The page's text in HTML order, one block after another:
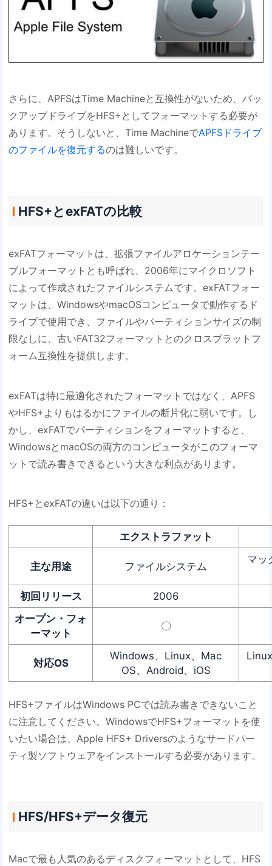
さらに、APFSはTime Machineと互換性がないため、バッ
クアップドライブをHFS+としてフォーマットする必要が
あります。そうしないと、Time MachineでAPFSドライブ
のファイルを復元するのは難しいです。
HFS+とexFATの比較
exFATフォーマットは、拡張ファイルアロケーションテー
ブルフォーマットとも呼ばれ、2006年にマイクロソフト
によって作成されたファイルシステムです。exFATフォー
マットは、WindowsやmacOSコンピュータで動作するド
ライブで使用でき、ファイルやパーティションサイズの制
限なしに、古いFAT32フォーマットとのクロスプラットフ
ォーム互換性を提供します。
exFATは特に最適化されたフォーマットではなく、APFS
やHFS+よりもはるかにファイルの断片化に弱いです。し
かし、exFATでパーティションをフォーマットすると、
WindowsとmacOSの両方のコンピュータがこのフォーマ
ットで読み書きできるという大きな利点があります。
HFS+とexFATの違いは以下の通り：
エクストラファット
主な用途 ファイルシステム
マッ
初回リリース
2006
オープン・フォ
ーマット
〇
対応OS
Windows、Linux、Mac
OS、Android、iOS
HFS+ファイルはWindows PCでは読み書きできないこと
に注意してください。WindowsでHFS+フォーマットを使
いたい場合は、Apple HFS+ Driversのようなサードパー
ティ製ソフトウェアをインストールする必要があります。
HFS/HFS+データ復元
Macで最も人気のあるディスクフォーマットとして、HFS